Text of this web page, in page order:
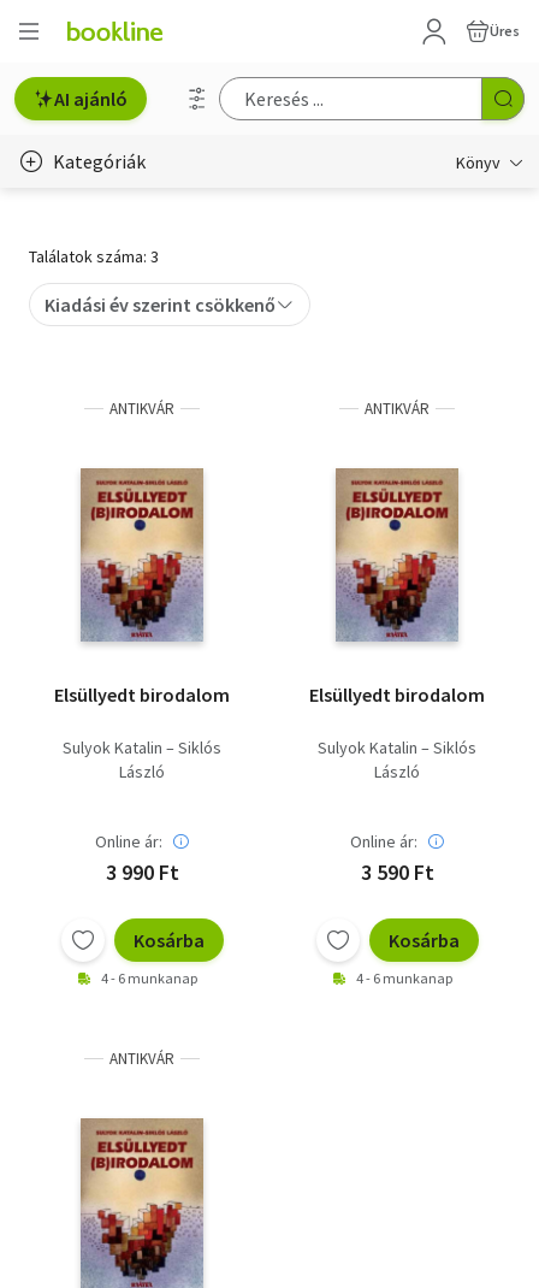
Üres
AI ajánló
Kategóriák Könyv
Gyermek- és ifjúsági
Művészet
Szótár, nyelvkönyv
Tankönyv, segédkönyv
Társadalomtudomány
Természettudomány
Találatok száma: 3
Kiadási év szerint csökkenő
ANTIKVÁR
Elsüllyedt birodalom
Sulyok Katalin – Siklós
László
Online ár:
3 990 Ft
Kosárba
4 - 6 munkanap
ANTIKVÁR
Elsüllyedt birodalom
Sulyok Katalin – Siklós
László
Online ár:
3 590 Ft
Kosárba
4 - 6 munkanap
ANTIKVÁR